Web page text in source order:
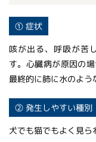
① 症状
咳が出る、呼吸が苦
す。心臓病が原因の
最終的に肺に水のよう
② 発生しやすい種別
犬でも猫でもよく見ら